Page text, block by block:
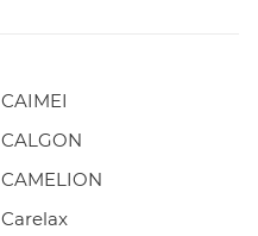
CAIMEI
CALGON
CAMELION
Carelax